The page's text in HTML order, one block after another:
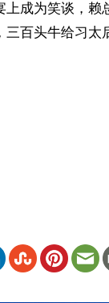
成为笑谈，
百头牛给习太